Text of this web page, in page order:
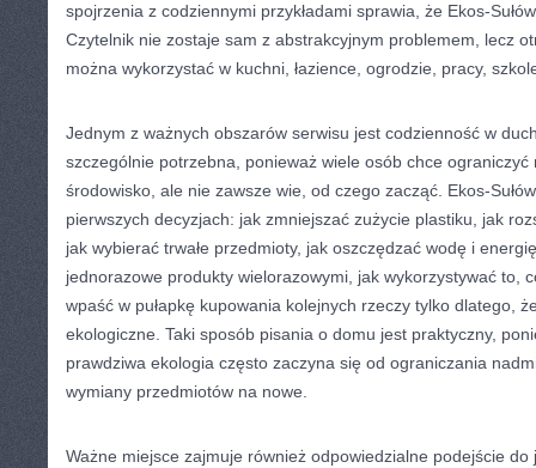
spojrzenia z codziennymi przykładami sprawia, że Ekos-
Czytelnik nie zostaje sam z abstrakcyjnym problemem, lecz
można wykorzystać w kuchni, łazience, ogrodzie, pracy,
Jednym z ważnych obszarów serwisu jest codzienność w
szczególnie potrzebna, ponieważ wiele osób chce ograniczyć
środowisko, ale nie zawsze wie, od czego zacząć. Ekos-
pierwszych decyzjach: jak zmniejszać zużycie plastiku, jak
jak wybierać trwałe przedmioty, jak oszczędzać wodę i
jednorazowe produkty wielorazowymi, jak wykorzystywać to,
wpaść w pułapkę kupowania kolejnych rzeczy tylko dlatego,
ekologiczne. Taki sposób pisania o domu jest praktyczny,
prawdziwa ekologia często zaczyna się od ograniczania
wymiany przedmiotów na nowe.
Ważne miejsce zajmuje również odpowiedzialne podejście do